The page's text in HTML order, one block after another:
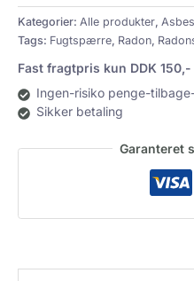
Kategorier: Alle produkter,
Tags: Fugtspærre, Radon,
Fast fragtpris kun DDK 150,-
Ingen-risiko penge-
Sikker betaling
Garanteret